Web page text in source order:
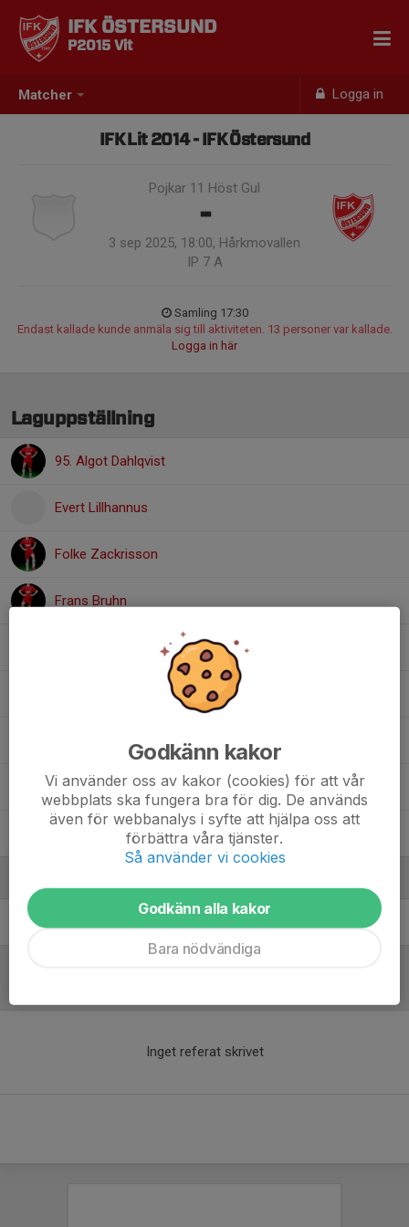
Matcher Logga in
IFK ÖSTERSUND
P2015 Vit
IFK Lit 2014 - IFK Östersund
Pojkar 11 Höst Gul
-
3 sep 2025, 18:00, Hårkmovallen
IP 7 A
Samling 17:30
Endast kallade kunde anmäla sig till aktiviteten. 13 personer var kallade.
Logga in här
Laguppställning
95. Algot Dahlqvist
Evert Lillhannus
Folke Zackrisson
Frans Bruhn
Ruben Edvinsson
Sixten Landahl
Tille Andersson
Inget referat skrivet
Godkänn kakor
Vi använder oss av kakor (cookies) för att vår
webbplats ska fungera bra för dig. De används
även för webbanalys i syfte att hjälpa oss att
förbättra våra tjänster.
Så använder vi cookies
Godkänn alla kakor
Bara nödvändiga